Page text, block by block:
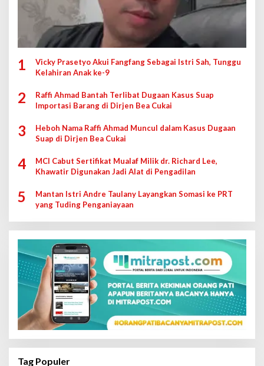
1
Vicky Prasetyo Akui Fangfang Sebagai Istri Sah, Tunggu
Kelahiran Anak ke-9
2
Raffi Ahmad Bantah Terlibat Dugaan Kasus Suap
Importasi Barang di Dirjen Bea Cukai
3
Heboh Nama Raffi Ahmad Muncul dalam Kasus Dugaan
Suap di Dirjen Bea Cukai
4
MCI Cabut Sertifikat Mualaf Milik dr. Richard Lee,
Khawatir Digunakan Jadi Alat di Pengadilan
5
Mantan Istri Andre Taulany Layangkan Somasi ke PRT
yang Tuding Penganiayaan
Tag Populer